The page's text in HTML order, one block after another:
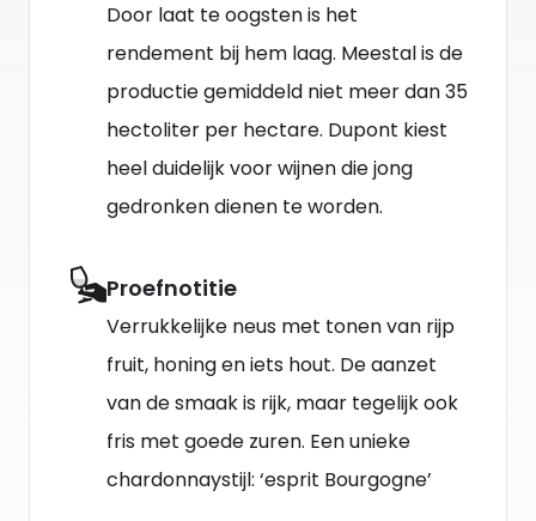
Door laat te oogsten is het
rendement bij hem laag. Meestal is de
productie gemiddeld niet meer dan 35
hectoliter per hectare. Dupont kiest
heel duidelijk voor wijnen die jong
gedronken dienen te worden.
Proefnotitie
Verrukkelijke neus met tonen van rijp
fruit, honing en iets hout. De aanzet
van de smaak is rijk, maar tegelijk ook
fris met goede zuren. Een unieke
chardonnaystijl: ‘esprit Bourgogne’